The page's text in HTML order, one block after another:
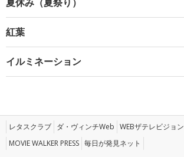
紅葉
イルミネーション
レタスクラブ ダ・ヴィンチWeb WEBザテレビジョン
MOVIE WALKER PRESS 毎日が発見ネット